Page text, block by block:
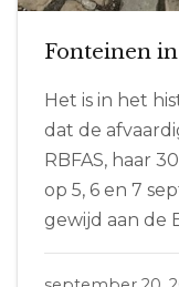
Fonteinen
Het is in het
dat de
RBFAS, haar
op 5, 6 en 7
gewijd aan de